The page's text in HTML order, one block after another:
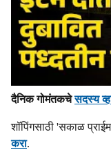
दैनिक गोमंतकचेसदस्य
शॉपिंगसाठी 'सकाळ
करा.